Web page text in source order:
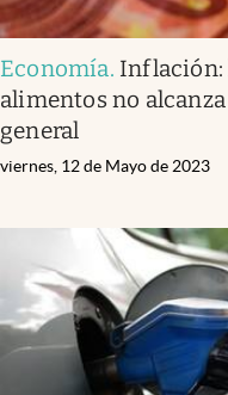
Economía. Inflación:
alimentos no
general
viernes, 12 de Mayo de 2023